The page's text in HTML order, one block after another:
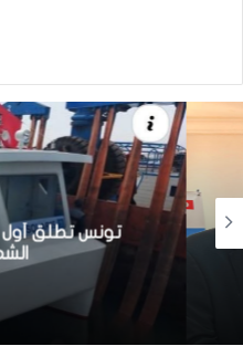
تونس تطلق أول قارب
الشمسية